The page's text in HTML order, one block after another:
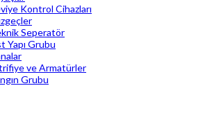
Kontrol Cihazları
Seperatör
Yapı Grubu
ve Armatürler
Grubu